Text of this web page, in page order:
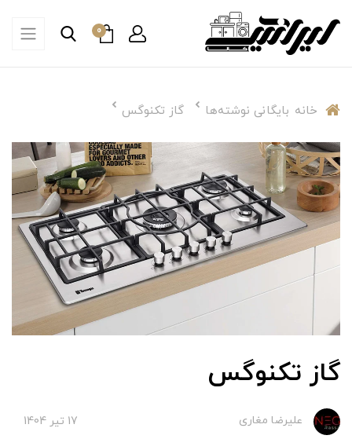
0
خانه بایگانی نوشته‌ها گاز تکنوگس
گاز تکنوگس
علیرضا مغاری 17 تير 1404